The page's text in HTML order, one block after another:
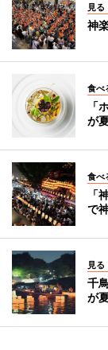
見る
神
食べ
「
が
食べ
「
で
見る
千
が